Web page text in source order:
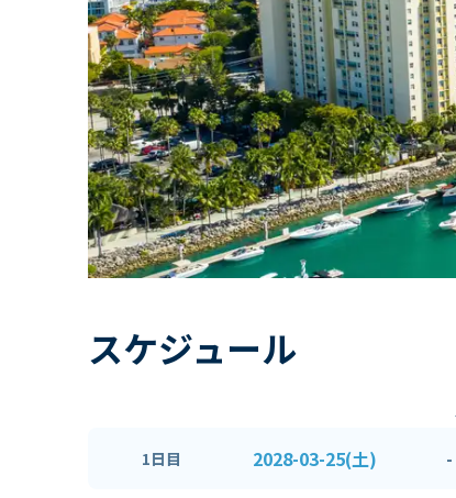
スケジュール
1日目 2028-03-25(土) -